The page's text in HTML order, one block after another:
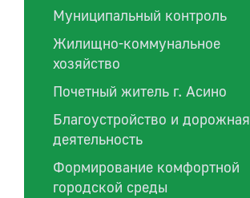
Муниципальный контроль
Жилищно-коммунальное
хозяйство
Почетный житель г. Асино
Благоустройство и дорожная
деятельность
Формирование комфортной
городской среды